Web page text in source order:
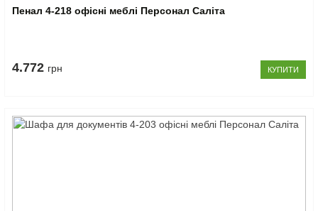
Пенал 4-218 офісні меблі Персонал Саліта
4.772 грн КУПИТИ